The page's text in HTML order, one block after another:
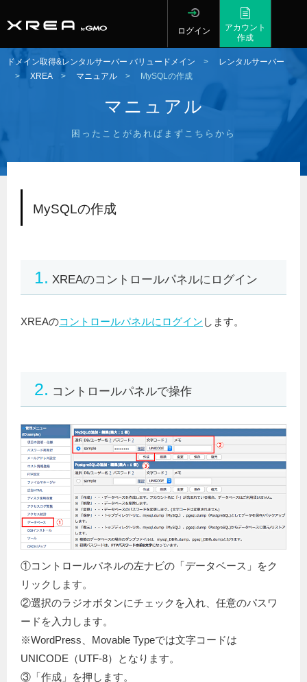
ログイン
アカウント
作成
ドメイン取得&レンタルサーバー バリュードメイン > レンタルサーバー
> XREA > マニュアル > MySQLの作成
マニュアル
困ったことがあればまずこちらから
MySQLの作成
1. XREAのコントロールパネルにログイン
XREAのコントロールパネルにログイン します。
2. コントロールパネルで操作
①コントロールパネルの左ナビの「データベース」をク
リックします。
②選択のラジオボタンにチェックを入れ、任意のパスワ
ードを入力します。
※WordPress、Movable Typeでは文字コードは
UNICODE（UTF-8）となります。
③「作成」を押します。